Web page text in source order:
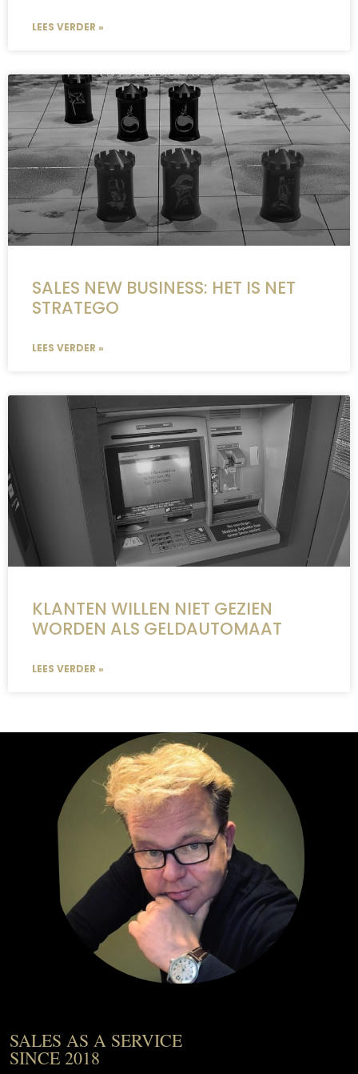
LEES VERDER »
SALES NEW BUSINESS: HET IS NET
STRATEGO
LEES VERDER »
KLANTEN WILLEN NIET GEZIEN
WORDEN ALS GELDAUTOMAAT
LEES VERDER »
SALES AS A SERVICE
SINCE 2018